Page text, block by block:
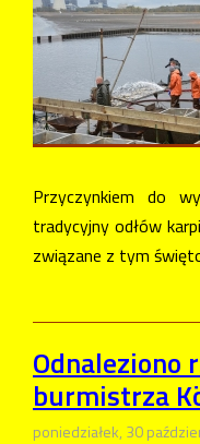
Przyczynkiem do
tradycyjny odłów
związane z tym
Odnaleziono
burmistrza
poniedziałek, 30